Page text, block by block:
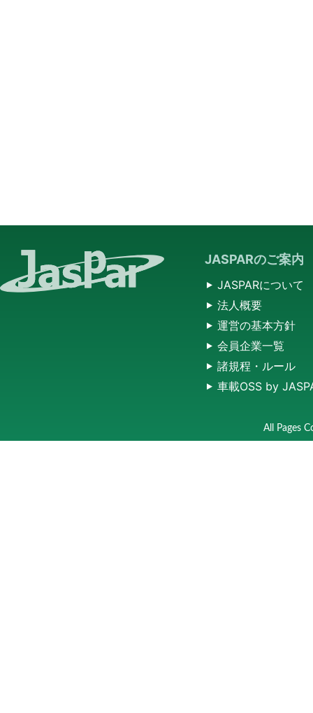
JASPARのご案内
JASPARについて
法人概要
運営の基本方針
会員企業一覧
諸規程・ルール
車載OSS by
All Pages